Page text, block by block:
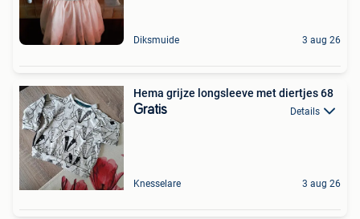
Diksmuide 3 aug 26
Hema grijze longsleeve met diertjes 68
Gratis Details
Knesselare 3 aug 26